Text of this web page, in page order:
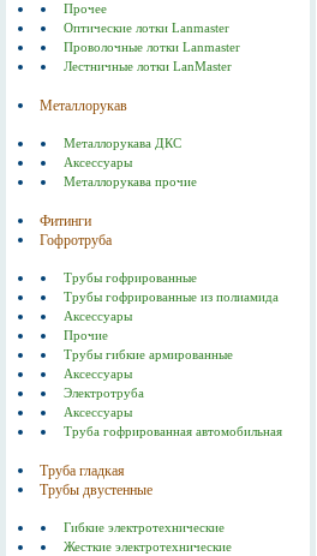
Прочее
Оптические лотки Lanmaster
Проволочные лотки Lanmaster
Лестничные лотки LanMaster
Металлорукав
Металлорукава ДКС
Аксессуары
Металлорукава прочие
Фитинги
Гофротруба
Трубы гофрированные
Трубы гофрированные из полиамида
Аксессуары
Прочие
Трубы гибкие армированные
Аксессуары
Электротруба
Аксессуары
Труба гофрированная автомобильная
Труба гладкая
Трубы двустенные
Гибкие электротехнические
Жесткие электротехнические